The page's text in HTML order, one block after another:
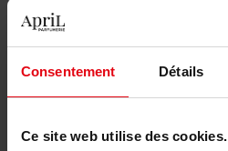
Consentement Détails
Ce site web utilise des cookies.
GARNIER BIO
GLOV